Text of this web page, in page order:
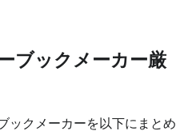
ブックメーカー厳
ックメーカーを以下にまとめ